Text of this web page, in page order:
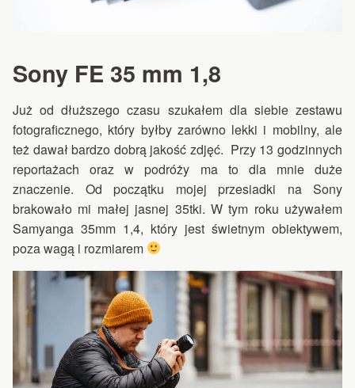
Sony FE 35 mm 1,8
Już od dłuższego czasu szukałem dla siebie zestawu
fotograficznego, który byłby zarówno lekki i mobilny, ale
też dawał bardzo dobrą jakość zdjęć. Przy 13 godzinnych
reportażach oraz w podróży ma to dla mnie duże
znaczenie. Od początku mojej przesiadki na Sony
brakowało mi małej jasnej 35tki. W tym roku używałem
Samyanga 35mm 1,4, który jest świetnym obiektywem,
poza wagą i rozmiarem